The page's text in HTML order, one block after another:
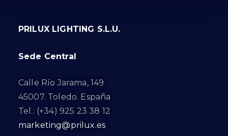
PRILUX LIGHTING S.L.U.
Sede Central
Calle Río Jarama, 149
45007. Toledo. España
Tel.: (+34) 925 23 38 12
marketing@prilux.es